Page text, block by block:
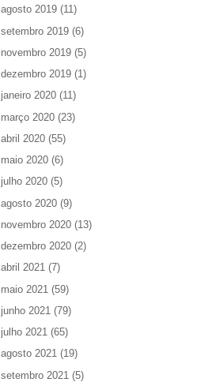
agosto 2019 (11)
setembro 2019 (6)
novembro 2019 (5)
dezembro 2019 (1)
janeiro 2020 (11)
março 2020 (23)
abril 2020 (55)
maio 2020 (6)
julho 2020 (5)
agosto 2020 (9)
novembro 2020 (13)
dezembro 2020 (2)
abril 2021 (7)
maio 2021 (59)
junho 2021 (79)
julho 2021 (65)
agosto 2021 (19)
setembro 2021 (5)